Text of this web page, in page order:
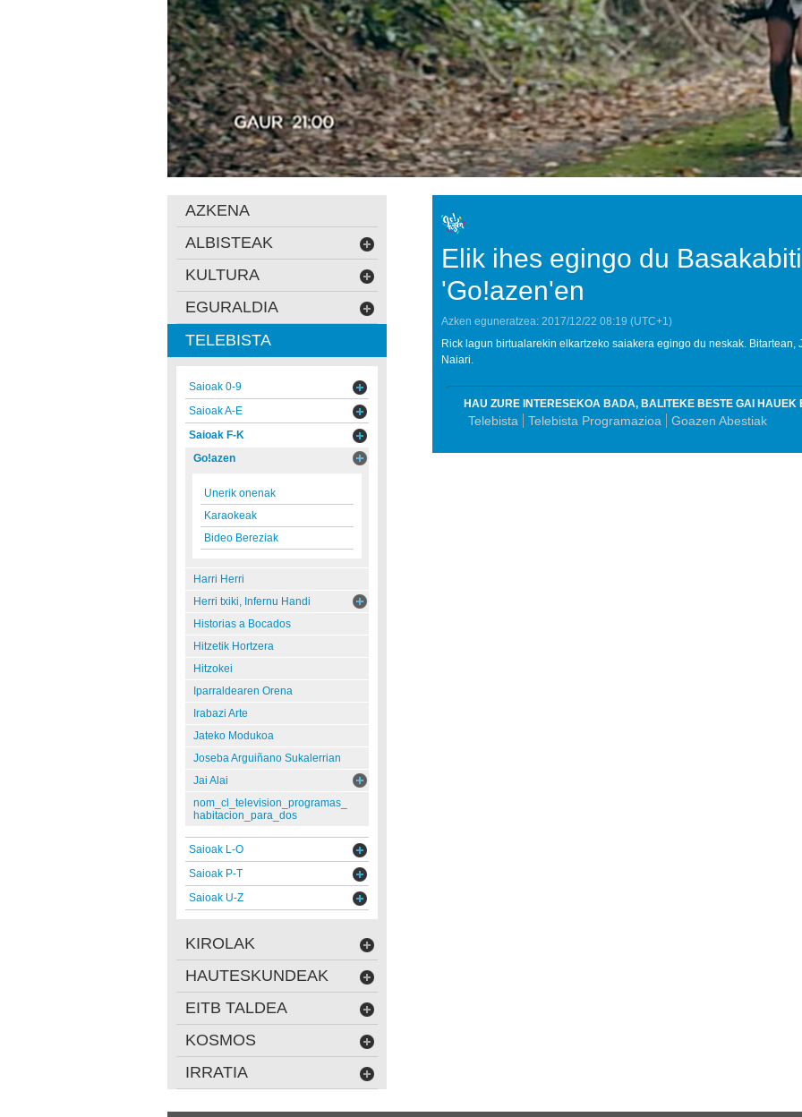
Elik ihes egingo du
'Go!azen'en
Azken eguneratzea: 2017/12/22 08:19 (UTC+1)
Rick lagun birtualarekin elkartzeko saiakera egingo du neskak.
Naiari.
HAU ZURE INTERESEKOA BADA, BALITEKE BESTE GAI HAUEK
Telebista Telebista Programazioa Goazen Abestiak
AZKENA
ALBISTEAK
KULTURA
EGURALDIA
TELEBISTA
Saioak 0-9
Saioak A-E
Saioak F-K
Go!azen
Unerik onenak
Karaokeak
Bideo Bereziak
Harri Herri
Herri txiki, Infernu Handi
Historias a Bocados
Hitzetik Hortzera
Hitzokei
Iparraldearen Orena
Irabazi Arte
Jateko Modukoa
Joseba Arguiñano Sukalerrian
Jai Alai
nom_cl_television_programas_
habitacion_para_dos
Saioak L-O
Saioak P-T
Saioak U-Z
KIROLAK
HAUTESKUNDEAK
EITB TALDEA
KOSMOS
IRRATIA